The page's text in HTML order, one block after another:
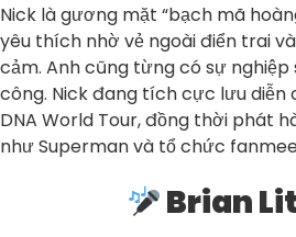
Nick là gương mặt “bạch mã
yêu thích nhờ vẻ ngoài điển trai
cảm. Anh cũng từng có sự
công. Nick đang tích cực lưu
DNA World Tour, đồng thời phát
như Superman và tổ chức
Brian